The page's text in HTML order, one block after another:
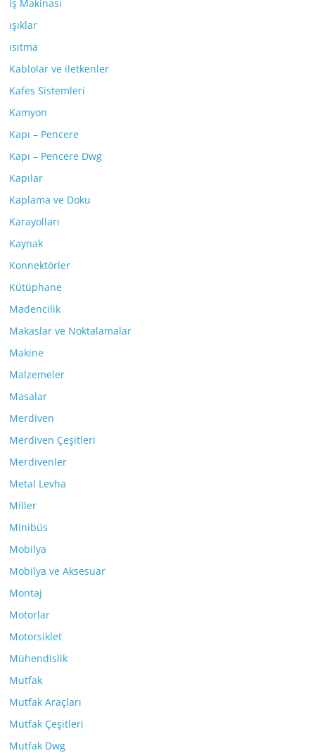
İş Makinası
ışıklar
ısıtma
Kablolar ve iletkenler
Kafes Sistemleri
Kamyon
Kapı – Pencere
Kapı – Pencere Dwg
Kapılar
Kaplama ve Doku
Karayolları
Kaynak
Konnektörler
Kütüphane
Madencilik
Makaslar ve Noktalamalar
Makine
Malzemeler
Masalar
Merdiven
Merdiven Çeşitleri
Merdivenler
Metal Levha
Miller
Minibüs
Mobilya
Mobilya ve Aksesuar
Montaj
Motorlar
Motorsiklet
Mühendislik
Mutfak
Mutfak Araçları
Mutfak Çeşitleri
Mutfak Dwg